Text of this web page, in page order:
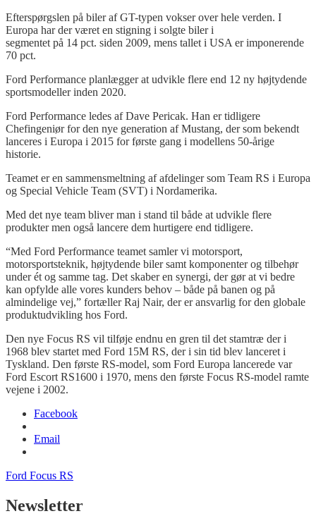
Efterspørgslen på biler af GT-typen vokser over hele verden. I
Europa har der været en stigning i solgte biler i
segmentet på 14 pct. siden 2009, mens tallet i USA er imponerende
70 pct.
Ford Performance planlægger at udvikle flere end 12 ny højtydende
sportsmodeller inden 2020.
Ford Performance ledes af Dave Pericak. Han er tidligere
Chefingeniør for den nye generation af Mustang, der som bekendt
lanceres i Europa i 2015 for første gang i modellens 50-årige
historie.
Teamet er en sammensmeltning af afdelinger som Team RS i Europa
og Special Vehicle Team (SVT) i Nordamerika.
Med det nye team bliver man i stand til både at udvikle flere
produkter men også lancere dem hurtigere end tidligere.
“Med Ford Performance teamet samler vi motorsport,
motorsportsteknik, højtydende biler samt komponenter og tilbehør
under ét og samme tag. Det skaber en synergi, der gør at vi bedre
kan opfylde alle vores kunders behov – både på banen og på
almindelige vej,” fortæller Raj Nair, der er ansvarlig for den globale
produktudvikling hos Ford.
Den nye Focus RS vil tilføje endnu en gren til det stamtræ der i
1968 blev startet med Ford 15M RS, der i sin tid blev lanceret i
Tyskland. Den første RS-model, som Ford Europa lancerede var
Ford Escort RS1600 i 1970, mens den første Focus RS-model ramte
vejene i 2002.
Facebook
Email
Ford Focus RS
Newsletter